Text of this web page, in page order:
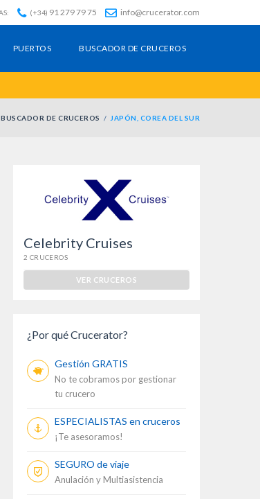
(+34) 91 279 79 75 info@crucerator.com
PUERTOS BUSCADOR DE CRUCEROS
BUSCADOR DE CRUCEROS JAPÓN, COREA DEL SUR
1696 €
1968 €
Celebrity Cruises
2 CRUCEROS
VER CRUCEROS
¿Por qué Crucerator?
Gestión GRATIS
No te cobramos por gestionar
tu crucero
ESPECIALISTAS en cruceros
¡Te asesoramos!
SEGURO de viaje
Anulación y Multiasistencia